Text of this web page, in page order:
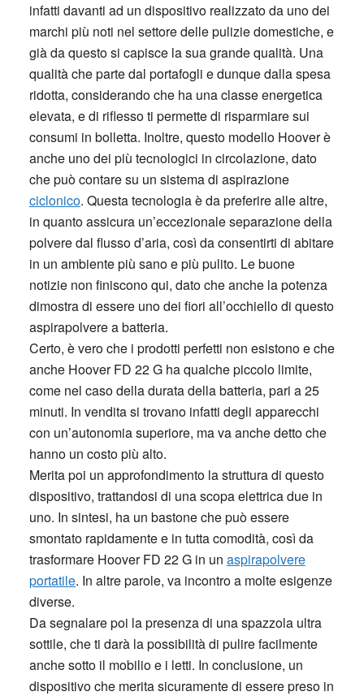
infatti davanti ad un dispositivo realizzato da uno dei
marchi più noti nel settore delle pulizie domestiche, e
già da questo si capisce la sua grande qualità. Una
qualità che parte dal portafogli e dunque dalla spesa
ridotta, considerando che ha una classe energetica
elevata, e di riflesso ti permette di risparmiare sui
consumi in bolletta. Inoltre, questo modello Hoover è
anche uno dei più tecnologici in circolazione, dato
che può contare su un sistema di aspirazione
ciclonico. Questa tecnologia è da preferire alle altre,
in quanto assicura un’eccezionale separazione della
polvere dal flusso d’aria, così da consentirti di abitare
in un ambiente più sano e più pulito. Le buone
notizie non finiscono qui, dato che anche la potenza
dimostra di essere uno dei fiori all’occhiello di questo
aspirapolvere a batteria.
Certo, è vero che i prodotti perfetti non esistono e che
anche Hoover FD 22 G ha qualche piccolo limite,
come nel caso della durata della batteria, pari a 25
minuti. In vendita si trovano infatti degli apparecchi
con un’autonomia superiore, ma va anche detto che
hanno un costo più alto.
Merita poi un approfondimento la struttura di questo
dispositivo, trattandosi di una scopa elettrica due in
uno. In sintesi, ha un bastone che può essere
smontato rapidamente e in tutta comodità, così da
trasformare Hoover FD 22 G in un aspirapolvere
portatile. In altre parole, va incontro a molte esigenze
diverse.
Da segnalare poi la presenza di una spazzola ultra
sottile, che ti darà la possibilità di pulire facilmente
anche sotto il mobilio e i letti. In conclusione, un
dispositivo che merita sicuramente di essere preso in